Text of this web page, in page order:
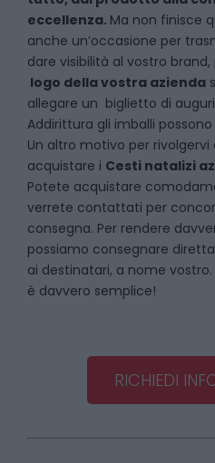
eccellenza. Ma non finisce
anche un’occasione per
dare visibilità al vostro
logo della vostra azienda
allegare un biglietto di
Addirittura gli imballi
Un altro motivo per rivolgervi
acquistare i Cesti natalizi
Potete acquistare
verrete contattati per
consegna. Per rendere
possiamo consegnare
ai destinatari, a nome
è davvero semplice!
RICHIEDI